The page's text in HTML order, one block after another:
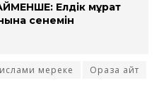
Елдік мұрат
сенемін
ислами мереке
Ораза айт